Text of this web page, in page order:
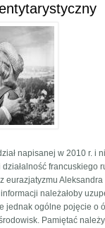
napisanej w 2010 r. i
francuskiego
eurazjatyzmu
należałoby
jednak ogólne pojęcie o
Pamiętać